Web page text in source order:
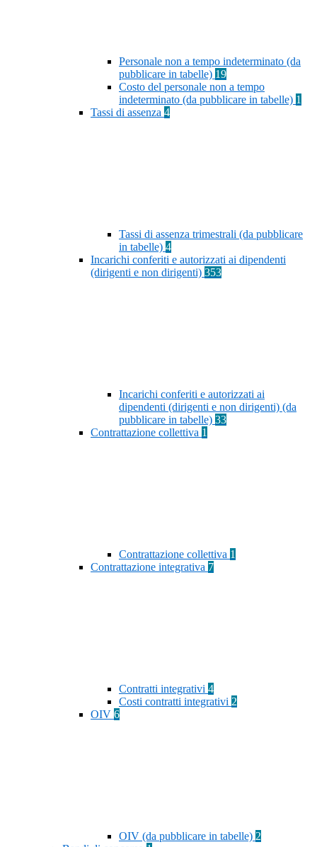
Personale non a tempo indeterminato (da
pubblicare in tabelle) 19
Costo del personale non a tempo
indeterminato (da pubblicare in tabelle) 1
Tassi di assenza 4
Tassi di assenza trimestrali (da pubblicare
in tabelle) 4
Incarichi conferiti e autorizzati ai dipendenti
(dirigenti e non dirigenti) 353
Incarichi conferiti e autorizzati ai
dipendenti (dirigenti e non dirigenti) (da
pubblicare in tabelle) 33
Contrattazione collettiva 1
Contrattazione collettiva 1
Contrattazione integrativa 7
Contratti integrativi 4
Costi contratti integrativi 2
OIV 6
OIV (da pubblicare in tabelle) 2